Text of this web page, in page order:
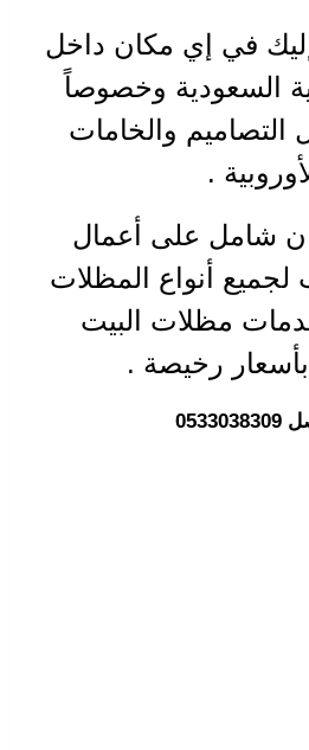
في إي مكان داخل
السعودية وخصوصاً
التصاميم والخامات
.
شامل على أعمال
لجميع أنواع المظلات
مظلات البيت
رخيصة .